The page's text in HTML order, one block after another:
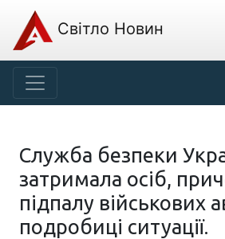
Світло Новин
Служба безпеки
затримала осіб,
підпалу військових
подробиці ситуації.